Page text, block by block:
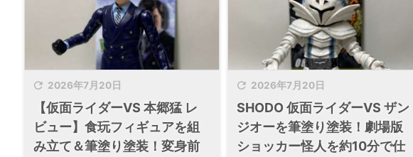
 2026年7月20日
【仮面ライダーVS 本郷猛 レ
ビュー】食玩フィギュアを組
み立て＆筆塗り塗装！変身前
 2026年7月20日
SHODO 仮面ライダーVS ザン
ジオーを筆塗り塗装！劇場版
ショッカー怪人を約10分で仕